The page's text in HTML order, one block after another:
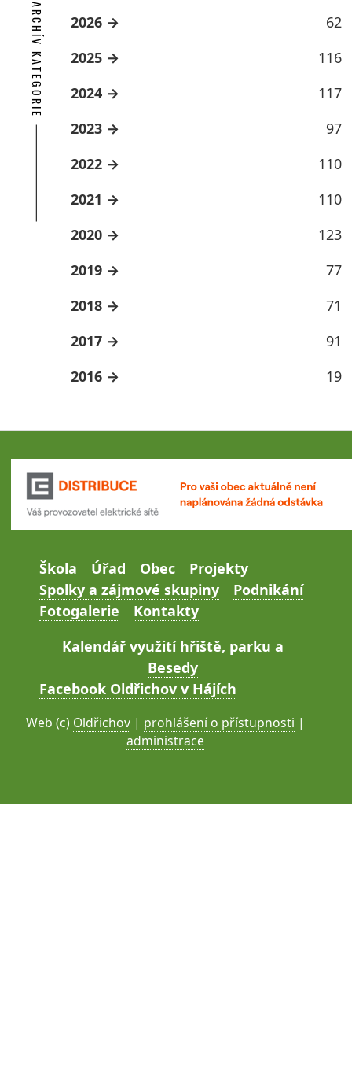
ARCHÍV KATEGORIE 2026
62
2025
116
2024
117
2023
97
2022
110
2021
110
2020
123
2019
77
2018
71
2017
91
2016
19
Škola Úřad Obec
Projekty
Spolky a zájmové skupiny
Podnikání
Fotogalerie
Kontakty
Kalendář využití hřiště, parku a
Besedy
Facebook Oldřichov v Hájích
Web (c) Oldřichov | prohlášení o přístupnosti |
administrace